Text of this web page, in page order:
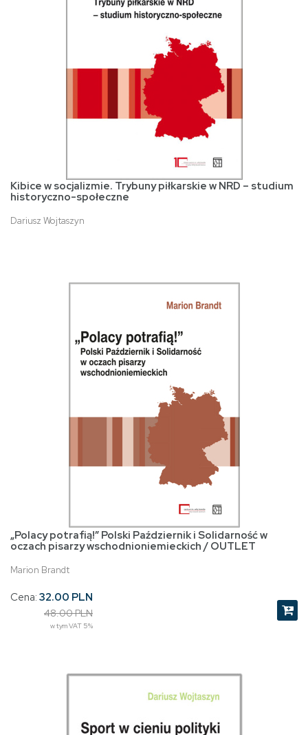
Kibice w socjalizmie. Trybuny piłkarskie w NRD – studium
historyczno-społeczne
Dariusz Wojtaszyn
„Polacy potrafią!” Polski Październik i Solidarność w
oczach pisarzy wschodnioniemieckich / OUTLET
Marion Brandt
Cena: 32.00 PLN
48.00 PLN
w tym VAT 5%